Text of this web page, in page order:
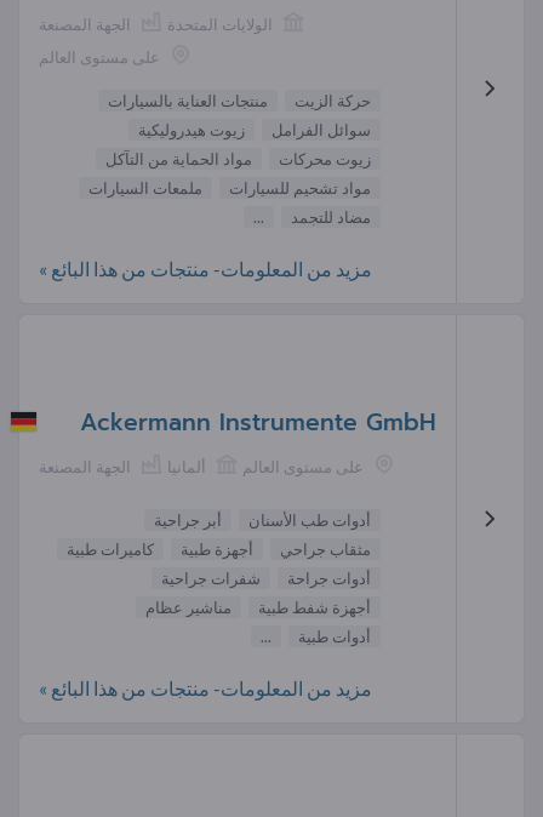
الجهة المصنعة
الولايات المتحدة
على مستوى العالم
حركة الزيت
منتجات العناية بالسيارات
سوائل الفرامل
زيوت هيدروليكية
زيوت محركات
مواد الحماية من التآكل
مواد تشحيم للسيارات
ملمعات السيارات
مضاد للتجمد
...
مزيد من المعلومات- منتجات من هذا البائع »
Ackermann Instrumente GmbH
الجهة المصنعة ألمانيا على مستوى العالم
أدوات طب الأسنان
أبر جراحية
مثقاب جراحي
أجهزة طبية
كاميرات طبية
أدوات جراحة
شفرات جراحية
أجهزة شفط طبية
مناشير عظام
أدوات طبية
...
مزيد من المعلومات- منتجات من هذا البائع »